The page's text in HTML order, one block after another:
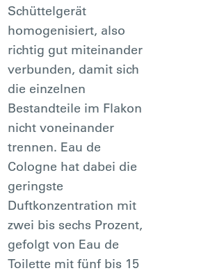
Schüttelgerät
homogenisiert, also
richtig gut miteinander
verbunden, damit sich
die einzelnen
Bestandteile im Flakon
nicht voneinander
trennen. Eau de
Cologne hat dabei die
geringste
Duftkonzentration mit
zwei bis sechs Prozent,
gefolgt von Eau de
Toilette mit fünf bis 15